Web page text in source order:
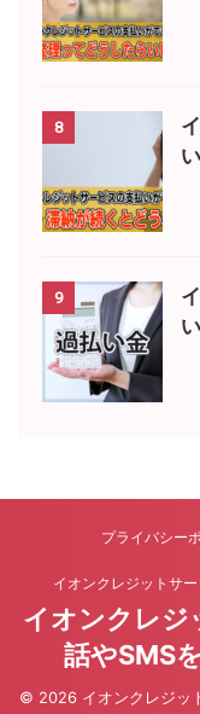
8
9
プライバシー
イオンクレジットサ
イオンクレジ
話やSMS
© 2026 イオンクレジッ